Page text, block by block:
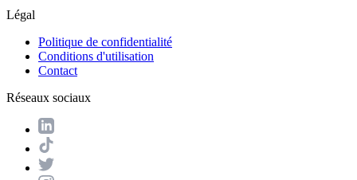
Légal
Politique de confidentialité
Conditions d'utilisation
Contact
Réseaux sociaux